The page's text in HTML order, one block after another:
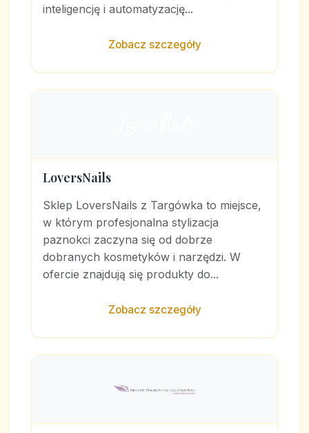
inteligencję i automatyzację...
Zobacz szczegóły
LoversNails
Sklep LoversNails z Targówka to miejsce,
w którym profesjonalna stylizacja
paznokci zaczyna się od dobrze
dobranych kosmetyków i narzędzi. W
ofercie znajdują się produkty do...
Zobacz szczegóły